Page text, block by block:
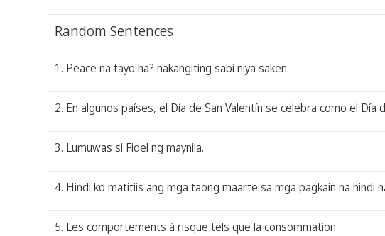
Random Sentences
1. Peace na tayo ha? nakangiting sabi niya saken.
2. En algunos países, el Día de San Valentín se celebra como el Día
3. Lumuwas si Fidel ng maynila.
4. Hindi ko matitiis ang mga taong maarte sa mga pagkain na hindi
5. Les comportements à risque tels que la consommation